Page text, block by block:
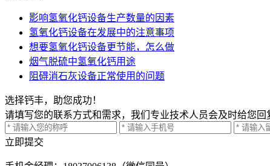
影响氢氧化钙设备生产数量的因素
氢氧化钙设备在发展中的注意事项
想要氢氧化钙设备更节能，怎么做
烟气脱硫中氢氧化钙用途
阻碍消石灰设备正常使用的问题
选择钙丰，助您成功！
请填写您的联系方式和需求，我们专业技术人员会及时给您回
立即提交